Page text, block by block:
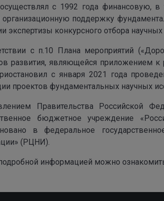
с 1992 года финансовую,
поддержку
экспертизы конкурсного отбора
с п.10 Плана мероприятий
развития, являющейся приложением
с января 2021 года
проектов фундаментальных научных
Правительства
бюджетное учреждение
в федеральное
(РЦНИ).
информацией можно